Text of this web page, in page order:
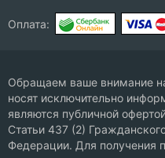
Оплата:
Обращаем ваше внимание
носят исключительно
являются публичной
Статьи 437 (2)
Федерации. Для получения